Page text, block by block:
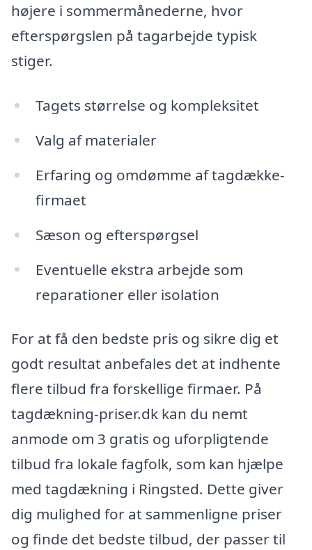
højere i sommermånederne, hvor
efterspørgslen på tagarbejde typisk
stiger.
Tagets størrelse og kompleksitet
Valg af materialer
Erfaring og omdømme af tagdække-
firmaet
Sæson og efterspørgsel
Eventuelle ekstra arbejde som
reparationer eller isolation
For at få den bedste pris og sikre dig et
godt resultat anbefales det at indhente
flere tilbud fra forskellige firmaer. På
tagdækning-priser.dk kan du nemt
anmode om 3 gratis og uforpligtende
tilbud fra lokale fagfolk, som kan hjælpe
med tagdækning i Ringsted. Dette giver
dig mulighed for at sammenligne priser
og finde det bedste tilbud, der passer til